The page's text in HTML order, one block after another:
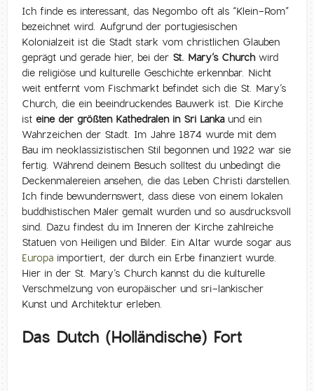
Ich finde es interessant, das Negombo oft als “Klein-Rom”
bezeichnet wird. Aufgrund der portugiesischen
Kolonialzeit ist die Stadt stark vom christlichen Glauben
geprägt und gerade hier, bei der St. Mary’s Churchwird
die religiöse und kulturelle Geschichte erkennbar. Nicht
weit entfernt vom Fischmarkt befindet sich die St. Mary’s
Church, die ein beeindruckendes Bauwerk ist. Die Kirche
isteine der größten Kathedralen in Sri Lankaund ein
Wahrzeichen der Stadt. Im Jahre 1874 wurde mit dem
Bau im neoklassizistischen Stil begonnen und 1922 war sie
fertig. Während deinem Besuch solltest du unbedingt die
Deckenmalereien ansehen, die das Leben Christi darstellen.
Ich finde bewundernswert, dass diese von einem lokalen
buddhistischen Maler gemalt wurden und so ausdrucksvoll
sind. Dazu findest du im Inneren der Kirche zahlreiche
Statuen von Heiligen und Bilder. Ein Altar wurde sogar aus
Europa importiert, der durch ein Erbe finanziert wurde.
Hier in der St. Mary’s Church kannst du die kulturelle
Verschmelzung von europäischer und sri-lankischer
Kunst und Architektur erleben.
Das Dutch (Holländische) Fort